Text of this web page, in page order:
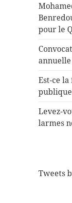
pour le
annuelle
Est-ce
Levez-
larmes
Tweets